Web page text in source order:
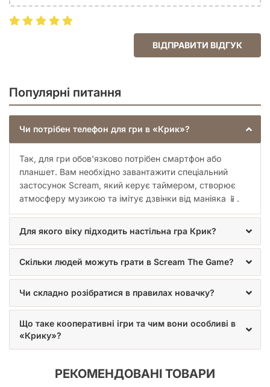
переслідування гравців. Коли маніяк називає свою локацію
або переслідує одного з учасників, розмістіть фігурку
Примарного обличчя у відповідній локації на планшеті або
Допомагайте переслідуваному учаснику: обмінюйтесь
потрібними картами, швидко приймайте рішення. Встигніть
одного з вас – програють всі.
Кінець гри
Час є обмеженим, а тому, коли він добігатиме до кінця, на
екрані застосунку з’явиться таймер. Якщо ви встигли
завершити всі сцени до закінчення таймера, натисніть
відповідну кнопку на екрані. Ваша команда встигла
врятуватися від Примарного обличчя і ви в безпеці!
ВІДПРАВИТИ ВІДГУК
Популярні питання
Чи потрібен телефон для гри в «Крик»?
Так, для гри обов'язково потрібен смартфон або
планшет. Вам необхідно завантажити спеціальний
застосунок Scream, який керує таймером, створює
атмосферу музикою та імітує дзвінки від маніяка 📱.
Для якого віку підходить настільна гра Крик?
Скільки людей можуть грати в Scream The Game?
Чи складно розібратися в правилах новачку?
Що таке кооперативні ігри та чим вони особливі в
«Крику»?
РЕКОМЕНДОВАНІ ТОВАРИ